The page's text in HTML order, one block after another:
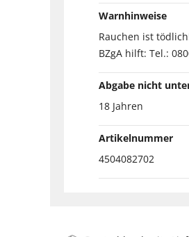
Warnhinweise
Rauchen ist
BZgA hilft: Tel.:
Abgabe nicht
18 Jahren
Artikelnummer
4504082702